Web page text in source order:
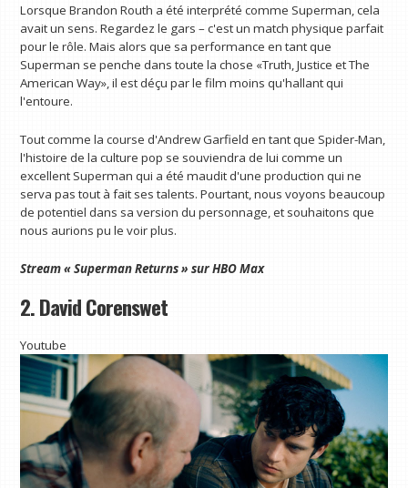
Lorsque Brandon Routh a été interprété comme Superman, cela
avait un sens. Regardez le gars – c'est un match physique parfait
pour le rôle. Mais alors que sa performance en tant que
Superman se penche dans toute la chose «Truth, Justice et The
American Way», il est déçu par le film moins qu'hallant qui
l'entoure.
Tout comme la course d'Andrew Garfield en tant que Spider-Man,
l'histoire de la culture pop se souviendra de lui comme un
excellent Superman qui a été maudit d'une production qui ne
serva pas tout à fait ses talents. Pourtant, nous voyons beaucoup
de potentiel dans sa version du personnage, et souhaitons que
nous aurions pu le voir plus.
Stream « Superman Returns » sur HBO Max
2. David Corenswet
Youtube